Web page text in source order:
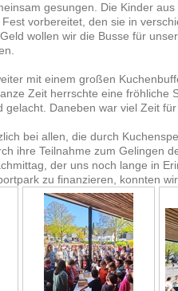
gesungen. Die Kinder
vorbereitet, den sie in
wollen wir die Busse für
mit einem großen
Zeit herrschte eine fröhliche
gelacht. Daneben war viel Zeit
bei allen, die durch
ihre Teilnahme zum Gelingen
der uns noch lange in
zu finanzieren, konnten